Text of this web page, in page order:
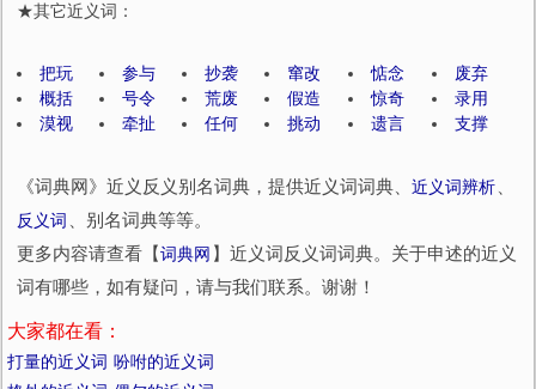
★其它近义词：
把玩 参与 抄袭 窜改 惦念
废弃
概括
号令 荒废 假造 惊奇
录用
漠视
牵扯 任何 挑动 遗言 支撑
《词典网》近义反义别名词典，提供近义词词典、 近义词辨析
反义词
、别名词典等等。
更多内容请查看【词典网 】近义词反义词词典。关于申述的近义
词有哪些，如有疑问，请与我们联系。谢谢！
大家都在看：
打量的近义词 吩咐的近义词